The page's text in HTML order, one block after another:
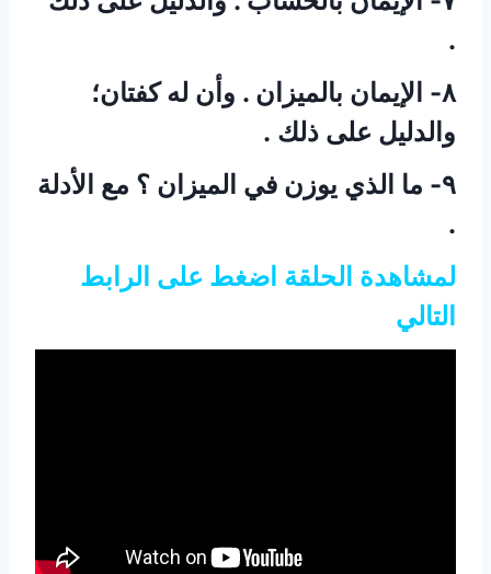
.
٨- الإيمان بالميزان . وأن له كفتان؛
والدليل على ذلك .
٩- ما الذي يوزن في الميزان ؟ مع الأدلة
.
لمشاهدة الحلقة اضغط على الرابط
التالي